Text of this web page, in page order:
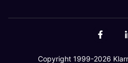
Copyright 1999-2026